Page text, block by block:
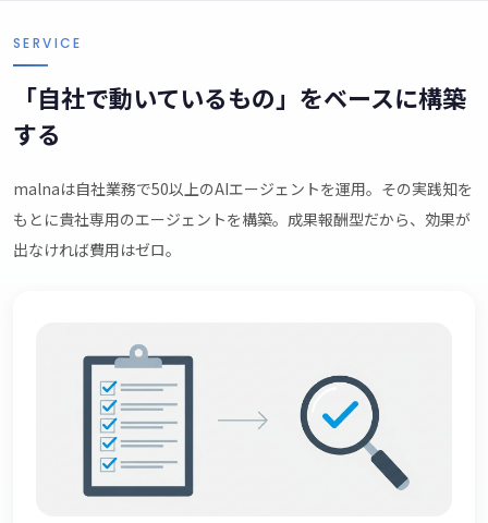
SERVICE
「自社で動いているもの」をベースに構築
する
malnaは自社業務で50以上のAIエージェントを運用。その実践知を
もとに貴社専用のエージェントを構築。成果報酬型だから、効果が
出なければ費用はゼロ。